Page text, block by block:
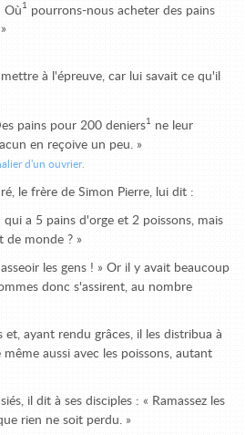
Où 1 pourrons-nous acheter des pains
à l'épreuve, car lui savait ce qu'il
pains pour 200 deniers1 ne leur
en reçoive un peu. »
d'un ouvrier.
le frère de Simon Pierre, lui dit :
a 5 pains d'orge et 2 poissons, mais
de monde ? »
les gens ! » Or il y avait beaucoup
donc s'assirent, au nombre
et, ayant rendu grâces, il les distribua à
aussi avec les poissons, autant
il dit à ses disciples : « Ramassez les
rien ne soit perdu. »